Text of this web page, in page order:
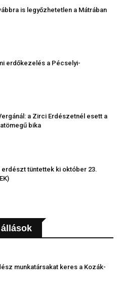
is legyőzhetetlen a Mátrában
erdőkezelés a Pécselyi-
a Zirci Erdészetnél esett a
bika
erdészt tüntettek ki október 23.
munkatársakat keres a Kozák-